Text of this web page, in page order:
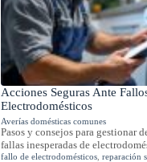
Acciones Seguras Ante
Electrodomésticos
Averías domésticas comunes
Pasos y consejos para gestionar
fallas inesperadas de
fallo de electrodomésticos ,reparación